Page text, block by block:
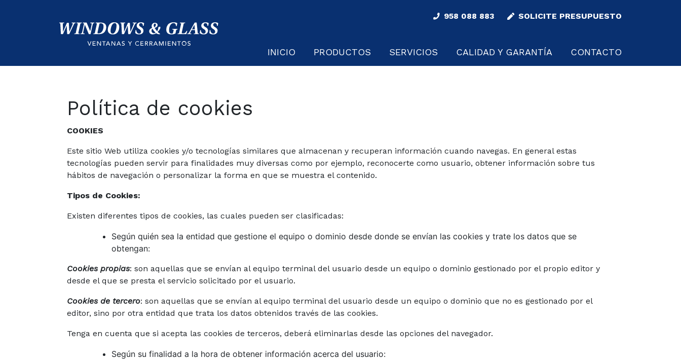
958 088 883 SOLICITE PRESUPUESTO
INICIO PRODUCTOS SERVICIOS CALIDAD Y GARANTÍA CONTACTO
Política de cookies
COOKIES
Este sitio Web utiliza cookies y/o tecnologías similares que almacenan y recuperan información cuando navegas. En general estas
tecnologías pueden servir para finalidades muy diversas como por ejemplo, reconocerte como usuario, obtener información sobre tus
hábitos de navegación o personalizar la forma en que se muestra el contenido.
Tipos de Cookies:
Existen diferentes tipos de cookies, las cuales pueden ser clasificadas:
Según quién sea la entidad que gestione el equipo o dominio desde donde se envían las cookies y trate los datos que se
obtengan:
Cookies propias: son aquellas que se envían al equipo terminal del usuario desde un equipo o dominio gestionado por el propio editor y
desde el que se presta el servicio solicitado por el usuario.
Cookies de tercero: son aquellas que se envían al equipo terminal del usuario desde un equipo o dominio que no es gestionado por el
editor, sino por otra entidad que trata los datos obtenidos través de las cookies.
Tenga en cuenta que si acepta las cookies de terceros, deberá eliminarlas desde las opciones del navegador.
Según su finalidad a la hora de obtener información acerca del usuario: